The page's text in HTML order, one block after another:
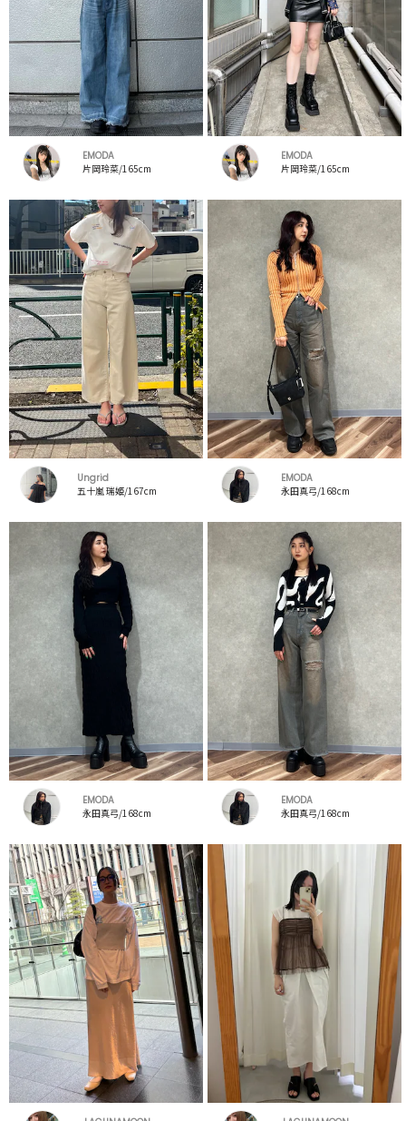
EMODA
片岡玲菜/165cm
EMODA
片岡玲菜/165cm
Ungrid
五十嵐 瑞姫/167cm
EMODA
永田真弓/168cm
EMODA
永田真弓/168cm
EMODA
永田真弓/168cm